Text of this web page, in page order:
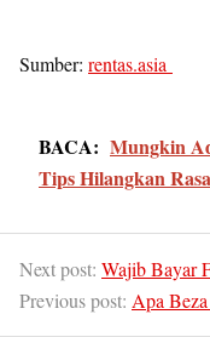
Sumber: rentas.asia
BACA: Mungkin
Tips Hilangkan
Next post: Wajib Bayar
Previous post: Apa